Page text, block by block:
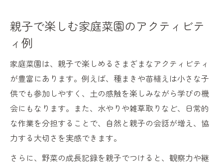
親子で楽しむ家庭菜園のアクティビテ
ィ例
家庭菜園は、親子で楽しめるさまざまなアクティビティ
が豊富にあります。例えば、種まきや苗植えは小さな子
供でも参加しやすく、土の感触を楽しみながら学びの機
会にもなります。また、水やりや雑草取りなど、日常的
な作業を分担することで、自然と親子の会話が増え、協
力する大切さを実感できます。
さらに、野菜の成長記録を親子でつけると、観察力や継